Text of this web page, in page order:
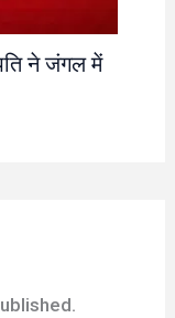
ने जंगल में